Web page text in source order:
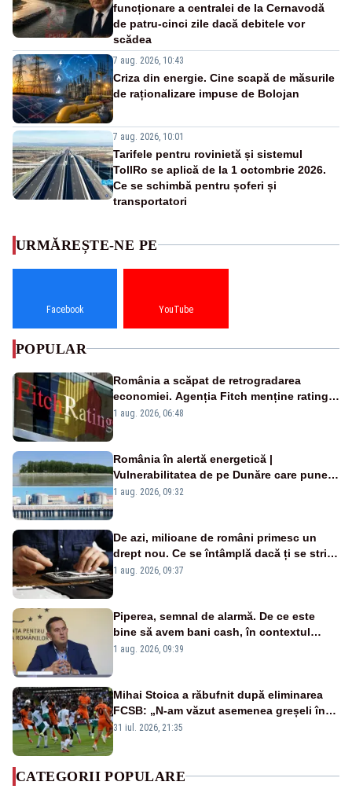
funcționare a centralei de la Cernavodă
de patru-cinci zile dacă debitele vor
scădea
7 aug. 2026, 10:43
Criza din energie. Cine scapă de măsurile
de raționalizare impuse de Bolojan
7 aug. 2026, 10:01
Tarifele pentru rovinietă și sistemul
TollRo se aplică de la 1 octombrie 2026.
Ce se schimbă pentru șoferi și
transportatori
URMĂREȘTE-NE PE
Facebook YouTube
POPULAR
România a scăpat de retrogradarea
economiei. Agenția Fitch menține ratingul
„BBB-” cu perspectivă negativă
1 aug. 2026, 06:48
România în alertă energetică |
Vulnerabilitatea de pe Dunăre care pune
în pericol Centrala Cernavodă era
1 aug. 2026, 09:32
De azi, milioane de români primesc un
drept nou. Ce se întâmplă dacă ți se strică
un produs
1 aug. 2026, 09:37
Piperea, semnal de alarmă. De ce este
bine să avem bani cash, în contextul
alertei energetice?
1 aug. 2026, 09:39
Mihai Stoica a răbufnit după eliminarea
FCSB: „N-am văzut asemenea greșeli în
190 de meciuri europene”
31 iul. 2026, 21:35
CATEGORII POPULARE